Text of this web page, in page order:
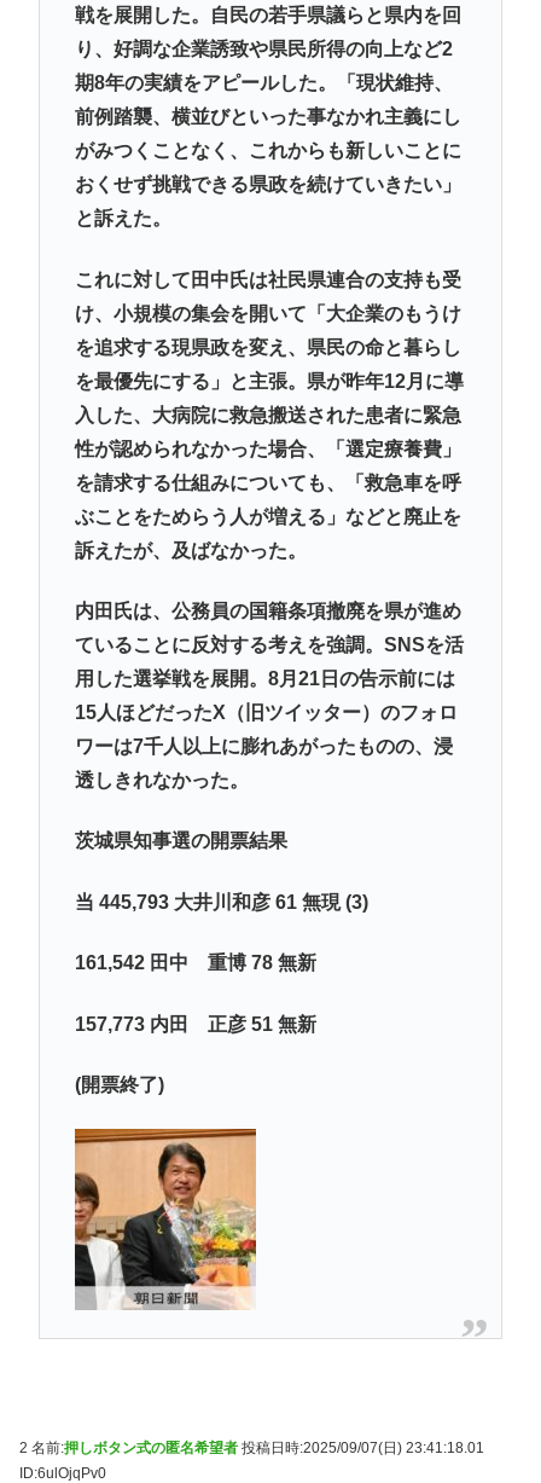
戦を展開した。自民の若手県議らと県内を回
り、好調な企業誘致や県民所得の向上など2
期8年の実績をアピールした。「現状維持、
前例踏襲、横並びといった事なかれ主義にし
がみつくことなく、これからも新しいことに
おくせず挑戦できる県政を続けていきたい」
と訴えた。
これに対して田中氏は社民県連合の支持も受
け、小規模の集会を開いて「大企業のもうけ
を追求する現県政を変え、県民の命と暮らし
を最優先にする」と主張。県が昨年12月に導
入した、大病院に救急搬送された患者に緊急
性が認められなかった場合、「選定療養費」
を請求する仕組みについても、「救急車を呼
ぶことをためらう人が増える」などと廃止を
訴えたが、及ばなかった。
内田氏は、公務員の国籍条項撤廃を県が進め
ていることに反対する考えを強調。SNSを活
用した選挙戦を展開。8月21日の告示前には
15人ほどだったX（旧ツイッター）のフォロ
ワーは7千人以上に膨れあがったものの、浸
透しきれなかった。
茨城県知事選の開票結果
当 445,793 大井川和彦 61 無現 (3)
161,542 田中 重博 78 無新
157,773 内田 正彦 51 無新
(開票終了)
2 名前:押しボタン式の匿名希望者 投稿日時:2025/09/07(日) 23:41:18.01
ID:6ulOjqPv0